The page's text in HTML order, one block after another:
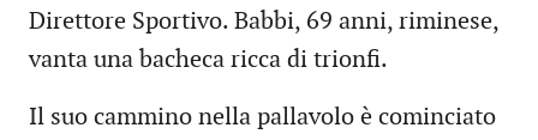
Direttore Sportivo. Babbi, 69 anni, riminese,
vanta una bacheca ricca di trionfi.
Il suo cammino nella pallavolo è cominciato